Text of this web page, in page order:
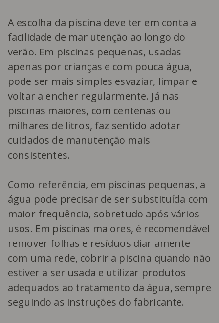
A escolha da piscina deve ter em conta a
facilidade de manutenção ao longo do
verão. Em piscinas pequenas, usadas
apenas por crianças e com pouca água,
pode ser mais simples esvaziar, limpar e
voltar a encher regularmente. Já nas
piscinas maiores, com centenas ou
milhares de litros, faz sentido adotar
cuidados de manutenção mais
consistentes.
Como referência, em piscinas pequenas, a
água pode precisar de ser substituída com
maior frequência, sobretudo após vários
usos. Em piscinas maiores, é recomendável
remover folhas e resíduos diariamente
com uma rede, cobrir a piscina quando não
estiver a ser usada e utilizar produtos
adequados ao tratamento da água, sempre
seguindo as instruções do fabricante.